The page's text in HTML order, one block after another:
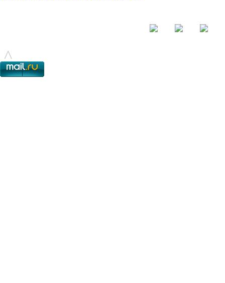
© - 2015-2017 - helix.su - все для вашего сайта |
^